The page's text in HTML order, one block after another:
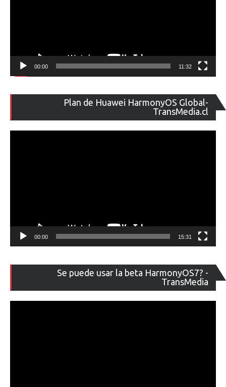
00:00 11:32
Plan de Huawei HarmonyOS Global-
TransMedia.cl
de
00:00 15:31
Se puede usar la beta HarmonyOS7? -
TransMedia
de